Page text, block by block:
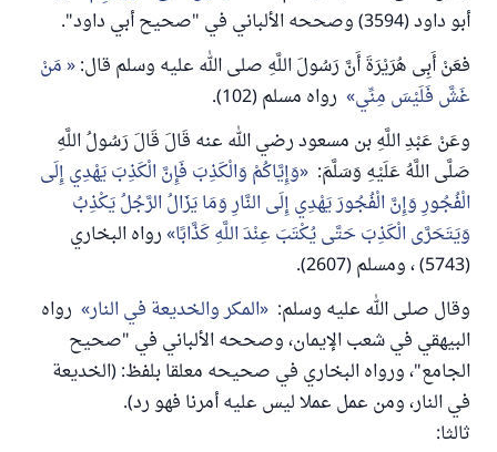
أبو داود (3594) وصححه الألباني في "صحيح أبي داود".
فعَنْ أَبِى هُرَيْرَةَ أَنَّ رَسُولَ اللَّهِ صلى الله عليه وسلم قال: مَنْ
غَشَّ فَلَيْسَ مِنِّي رواه مسلم (102).
وعَنْ عَبْدِ اللَّهِ بن مسعود رضي الله عنه قَالَ قَالَ رَسُولُ اللَّهِ
صَلَّى اللَّهُ عَلَيْهِ وَسَلَّمَ: وَإِيَّاكُمْ وَالْكَذِبَ فَإِنَّ الْكَذِبَ يَهْدِي إِلَى
الْفُجُورِ وَإِنَّ الْفُجُورَ يَهْدِي إِلَى النَّارِ وَمَا يَزَالُ الرَّجُلُ يَكْذِبُ
وَيَتَحَرَّى الْكَذِبَ حَتَّى يُكْتَبَ عِنْدَ اللَّهِ كَذَّابًا رواه البخاري
(5743) ، ومسلم (2607).
وقال صلى الله عليه وسلم: المكر والخديعة في النار رواه
البيهقي في شعب الإيمان، وصححه الألباني في "صحيح
الجامع"، ورواه البخاري في صحيحه معلقا بلفظ: (الخديعة
في النار، ومن عمل عملا ليس عليه أمرنا فهو رد).
ثالثا: